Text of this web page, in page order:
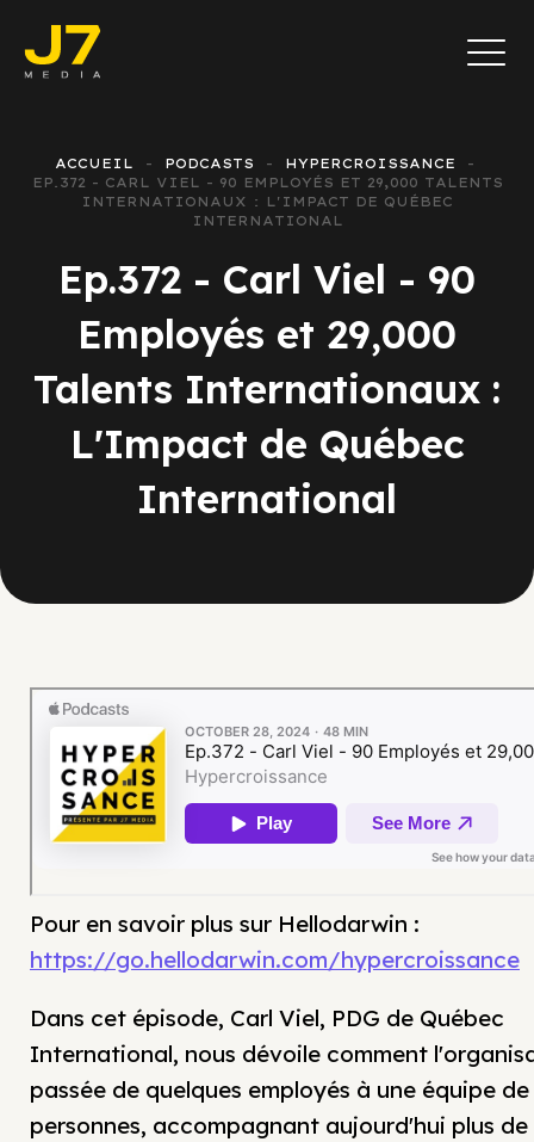
ACCUEIL PODCASTS
HYPERCROISSANCE
EP.372 - CARL VIEL - 90 EMPLOYÉS ET 29,000 TALENTS
INTERNATIONAUX : L'IMPACT DE QUÉBEC
INTERNATIONAL
Ep.372 - Carl Viel - 90
Employés et 29,000
Talents Internationaux :
L'Impact de Québec
International
Pour en savoir plus sur Hellodarwin :
https://go.hellodarwin.com/hypercroissance
Dans cet épisode, Carl Viel, PDG de Québec
International, nous dévoile comment
passée de quelques employés à une équipe
personnes, accompagnant aujourd'hui plus de